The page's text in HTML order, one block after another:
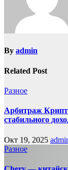
By admin
Related Post
Разное
Арбитраж
стабильного
Окт 19, 2025
Разное